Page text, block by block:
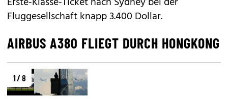
Fluggesellschaft knapp 3.400 Dollar.
AIRBUS A380 FLIEGT DURCH HONGKONG
1 / 8